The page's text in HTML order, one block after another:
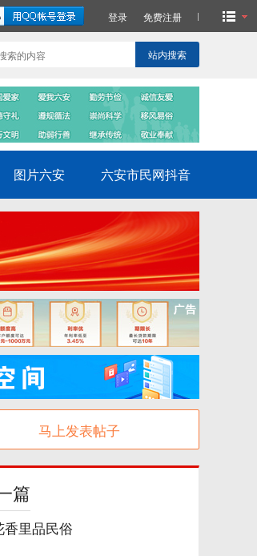
登录 免费注册
站内搜索
图片六安 六安市民网抖音
马上发表帖子
篇
香里品民俗